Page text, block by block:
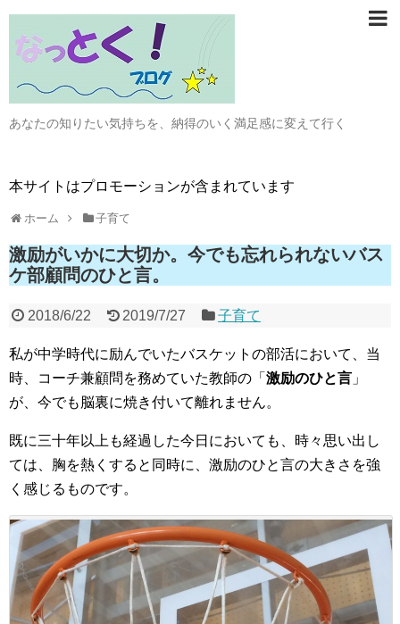
あなたの知りたい気持ちを、納得のいく満足感に変えて行く
本サイトはプロモーションが含まれています
ホーム 子育て
激励がいかに大切か。今でも忘れられないバス
ケ部顧問のひと言。
2018/6/22 2019/7/27 子育て
私が中学時代に励んでいたバスケットの部活において、当
時、コーチ兼顧問を務めていた教師の「 激励のひと言 」
が、今でも脳裏に焼き付いて離れません。
既に三十年以上も経過した今日においても、時々思い出し
ては、胸を熱くすると同時に、激励のひと言の大きさを強
く感じるものです。